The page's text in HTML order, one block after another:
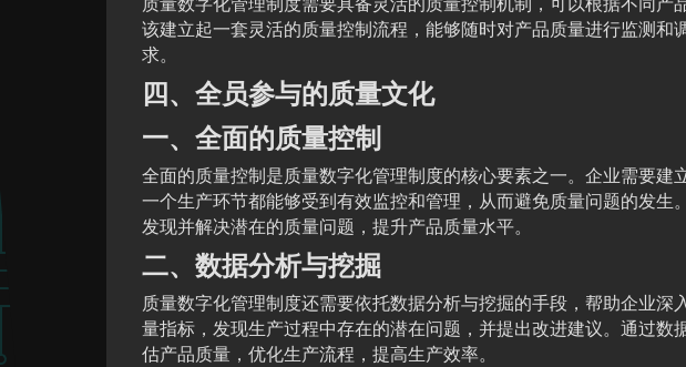
该建立起一套灵活的质量控制流程，能够随时对产品质量进行监测和
求。
四、全员参与的质量文化
一、全面的质量控制
全面的质量控制是质量数字化管理制度的核心要素之一。企业需要建
一个生产环节都能够受到有效监控和管理，从而避免质量问题的发生
发现并解决潜在的质量问题，提升产品质量水平。
二、数据分析与挖掘
质量数字化管理制度还需要依托数据分析与挖掘的手段，帮助企业深
量指标，发现生产过程中存在的潜在问题，并提出改进建议。通过数
估产品质量，优化生产流程，提高生产效率。